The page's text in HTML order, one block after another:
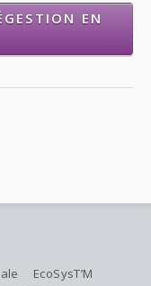
EN
EcoSysT’M